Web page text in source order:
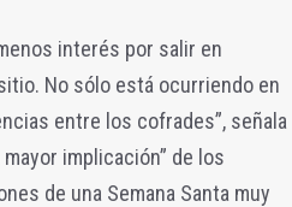
interés por salir en
No sólo está ocurriendo en
entre los cofrades”, señala
mayor implicación” de los
de una Semana Santa muy